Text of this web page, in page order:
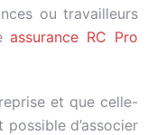
ou travailleurs
assurance RC Pro
et que celle-
d’associer